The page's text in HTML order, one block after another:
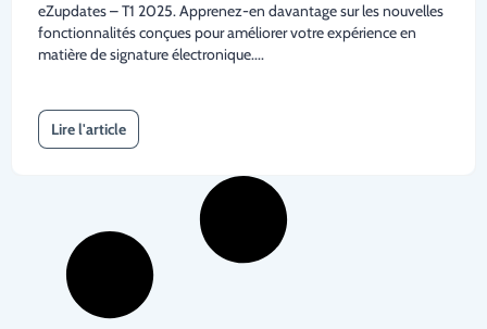
eZupdates – T1 2025. Apprenez-en davantage sur les nouvelles
fonctionnalités conçues pour améliorer votre expérience en
matière de signature électronique....
Lire l'article